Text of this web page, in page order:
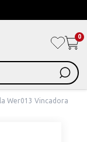
com juros
0
Wer013 Vincadora